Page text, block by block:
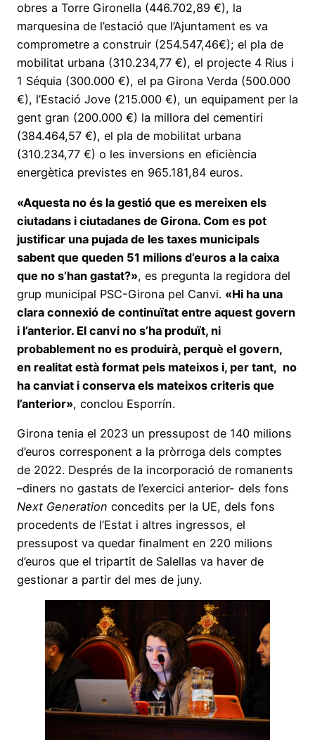
obres a Torre Gironella (446.702,89 €), la
marquesina de l’estació que l’Ajuntament es va
comprometre a construir (254.547,46€); el pla de
mobilitat urbana (310.234,77 €), el projecte 4 Rius i
1 Séquia (300.000 €), el pa Girona Verda (500.000
€), l’Estació Jove (215.000 €), un equipament per la
gent gran (200.000 €) la millora del cementiri
(384.464,57 €), el pla de mobilitat urbana
(310.234,77 €) o les inversions en eficiència
energètica previstes en 965.181,84 euros.
«Aquesta no és la gestió que es mereixen els
ciutadans i ciutadanes de Girona. Com es pot
justificar una pujada de les taxes municipals
sabent que queden 51 milions d’euros a la caixa
que no s’han gastat?», es pregunta la regidora del
grup municipal PSC-Girona pel Canvi. «Hi ha una
clara connexió de continuïtat entre aquest govern
i l’anterior. El canvi no s’ha produït, ni
probablement no es produirà, perquè el govern,
en realitat està format pels mateixos i, per tant, no
ha canviat i conserva els mateixos criteris que
l’anterior», conclou Esporrín.
Girona tenia el 2023 un pressupost de 140 milions
d’euros corresponent a la pròrroga dels comptes
de 2022. Després de la incorporació de romanents
–diners no gastats de l’exercici anterior- dels fons
Next Generation concedits per la UE, dels fons
procedents de l’Estat i altres ingressos, el
pressupost va quedar finalment en 220 milions
d’euros que el tripartit de Salellas va haver de
gestionar a partir del mes de juny.